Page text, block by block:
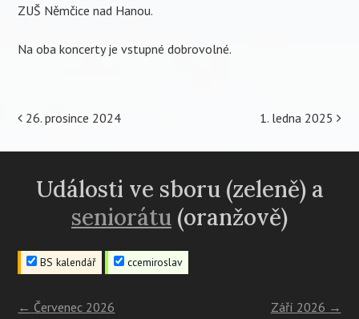
ZUŠ Němčice nad Hanou.
Na oba koncerty je vstupné dobrovolné.
Post
navigation
26. prosince 2024 1. ledna 2025
Události ve sboru (zeleně) a
seniorátu (oranžově)
BS kalendář ccemiroslav
← Červenec 2026 Září 2026 →